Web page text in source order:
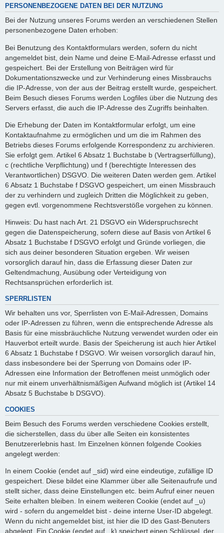
PERSONENBEZOGENE DATEN BEI DER NUTZUNG
Bei der Nutzung unseres Forums werden an verschiedenen Stellen
personenbezogene Daten erhoben:
Bei Benutzung des Kontaktformulars werden, sofern du nicht
angemeldet bist, dein Name und deine E-Mail-Adresse erfasst und
gespeichert. Bei der Erstellung von Beiträgen wird für
Dokumentationszwecke und zur Verhinderung eines Missbrauchs
die IP-Adresse, von der aus der Beitrag erstellt wurde, gespeichert.
Beim Besuch dieses Forums werden Logfiles über die Nutzung des
Servers erfasst, die auch die IP-Adresse des Zugriffs beinhalten.
Die Erhebung der Daten im Kontaktformular erfolgt, um eine
Kontaktaufnahme zu ermöglichen und um die im Rahmen des
Betriebs dieses Forums erfolgende Korrespondenz zu archivieren.
Sie erfolgt gem. Artikel 6 Absatz 1 Buchstabe b (Vertragserfüllung),
c (rechtliche Verpflichtung) und f (berechtigte Interessen des
Verantwortlichen) DSGVO. Die weiteren Daten werden gem. Artikel
6 Absatz 1 Buchstabe f DSGVO gespeichert, um einen Missbrauch
der zu verhindern und zugleich Dritten die Möglichkeit zu geben,
gegen evtl. vorgenommene Rechtsverstöße vorgehen zu können.
Hinweis: Du hast nach Art. 21 DSGVO ein Widerspruchsrecht
gegen die Datenspeicherung, sofern diese auf Basis von Artikel 6
Absatz 1 Buchstabe f DSGVO erfolgt und Gründe vorliegen, die
sich aus deiner besonderen Situation ergeben. Wir weisen
vorsorglich darauf hin, dass die Erfassung dieser Daten zur
Geltendmachung, Ausübung oder Verteidigung von
Rechtsansprüchen erforderlich ist.
SPERRLISTEN
Wir behalten uns vor, Sperrlisten von E-Mail-Adressen, Domains
oder IP-Adressen zu führen, wenn die entsprechende Adresse als
Basis für eine missbräuchliche Nutzung verwendet wurden oder ein
Hauverbot erteilt wurde. Basis der Speicherung ist auch hier Artikel
6 Absatz 1 Buchstabe f DSGVO. Wir weisen vorsorglich darauf hin,
dass insbesondere bei der Sperrung von Domains oder IP-
Adressen eine Information der Betroffenen meist unmöglich oder
nur mit einem unverhältnismäßigen Aufwand möglich ist (Artikel 14
Absatz 5 Buchstabe b DSGVO).
COOKIES
Beim Besuch des Forums werden verschiedene Cookies erstellt,
die sicherstellen, dass du über alle Seiten ein konsistentes
Benutzererlebnis hast. Im Einzelnen können folgende Cookies
angelegt werden:
In einem Cookie (endet auf _sid) wird eine eindeutige, zufällige ID
gespeichert. Diese bildet eine Klammer über alle Seitenaufrufe und
stellt sicher, dass deine Einstellungen etc. beim Aufruf einer neuen
Seite erhalten bleiben. In einem weiteren Cookie (endet auf _u)
wird - sofern du angemeldet bist - deine interne User-ID abgelegt.
Wenn du nicht angemeldet bist, ist hier die ID des Gast-Benuters
abgelegt. Ein Cookie (endet auf _k) speichert einen Schlüssel, der